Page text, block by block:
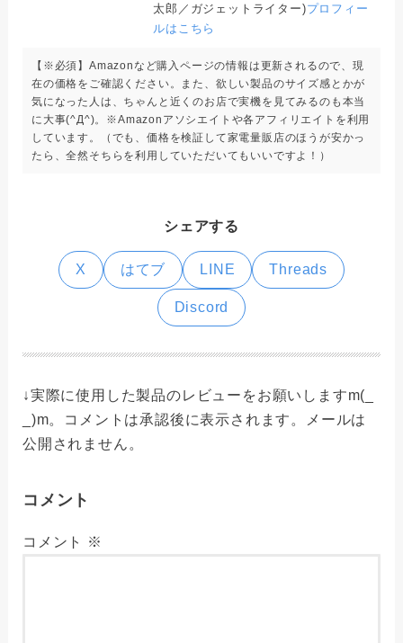
太郎／ガジェットライター)プロフィー
ルはこちら
【※必須】Amazonなど購入ページの情報は更新されるので、現
在の価格をご確認ください。また、欲しい製品のサイズ感とかが
気になった人は、ちゃんと近くのお店で実機を見てみるのも本当
に大事(^Д^)。※Amazonアソシエイトや各アフィリエイトを利用
しています。（でも、価格を検証して家電量販店のほうが安かっ
たら、全然そちらを利用していただいてもいいですよ！）
シェアする
X はてブ LINE Threads
Discord
↓実際に使用した製品のレビューをお願いしますm(_
_)m。コメントは承認後に表示されます。メールは
公開されません。
コメント
コメント ※